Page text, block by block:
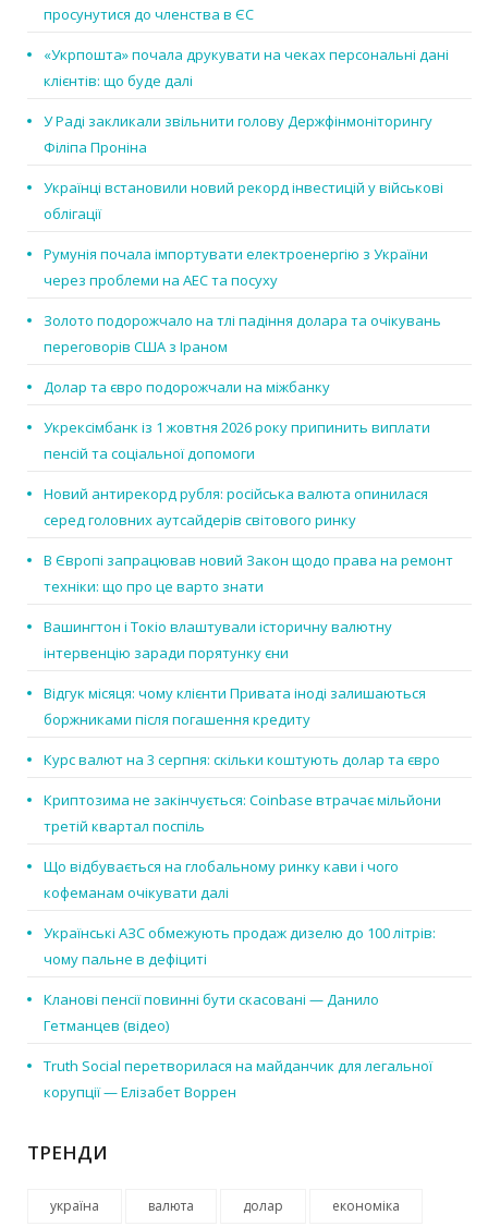
просунутися до членства в ЄС
«Укрпошта» почала друкувати на чеках персональні дані
клієнтів: що буде далі
У Раді закликали звільнити голову Держфінмоніторингу
Філіпа Проніна
Українці встановили новий рекорд інвестицій у військові
облігації
Румунія почала імпортувати електроенергію з України
через проблеми на АЕС та посуху
Золото подорожчало на тлі падіння долара та очікувань
переговорів США з Іраном
Долар та євро подорожчали на міжбанку
Укрексімбанк із 1 жовтня 2026 року припинить виплати
пенсій та соціальної допомоги
Новий антирекорд рубля: російська валюта опинилася
серед головних аутсайдерів світового ринку
В Європі запрацював новий Закон щодо права на ремонт
техніки: що про це варто знати
Вашингтон і Токіо влаштували історичну валютну
інтервенцію заради порятунку єни
Відгук місяця: чому клієнти Привата іноді залишаються
боржниками після погашення кредиту
Курс валют на 3 серпня: скільки коштують долар та євро
Криптозима не закінчується: Coinbase втрачає мільйони
третій квартал поспіль
Що відбувається на глобальному ринку кави і чого
кофеманам очікувати далі
Українські АЗС обмежують продаж дизелю до 100 літрів:
чому пальне в дефіциті
Кланові пенсії повинні бути скасовані — Данило
Гетманцев (відео)
Truth Social перетворилася на майданчик для легальної
корупції — Елізабет Воррен
ТРЕНДИ
україна валюта долар економіка